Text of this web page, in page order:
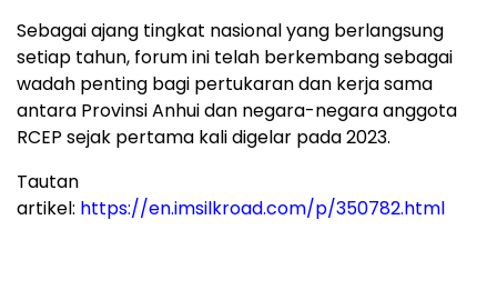
Sebagai ajang tingkat nasional yang berlangsung
setiap tahun, forum ini telah berkembang sebagai
wadah penting bagi pertukaran dan kerja sama
antara Provinsi Anhui dan negara-negara anggota
RCEP sejak pertama kali digelar pada 2023.
Tautan
artikel: https://en.imsilkroad.com/p/350782.html